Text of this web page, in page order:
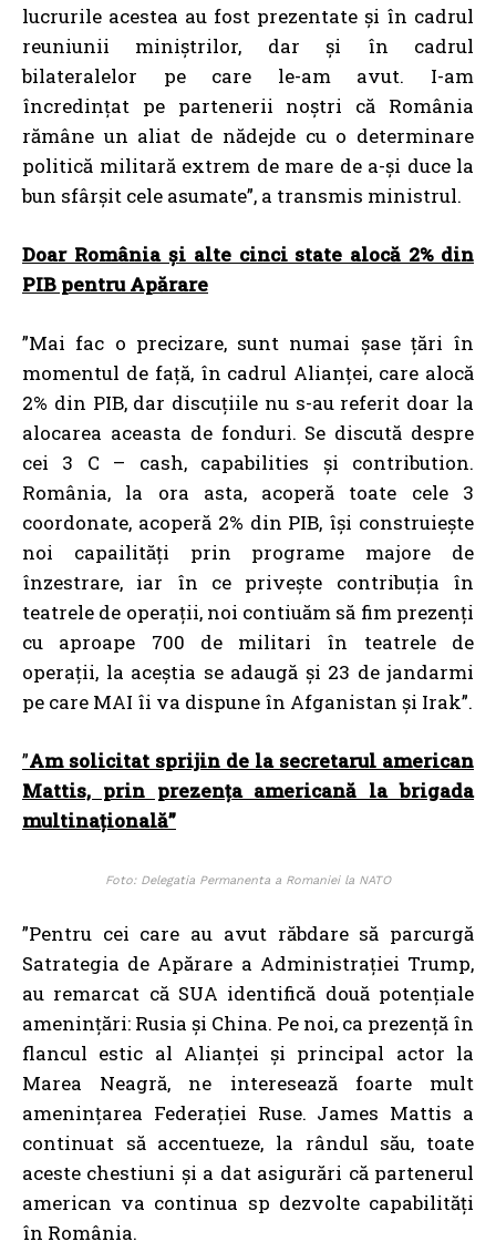
lucrurile acestea au fost prezentate și în cadrul
reuniunii miniștrilor, dar și în cadrul
bilateralelor pe care le-am avut. I-am
încredințat pe partenerii noștri că România
rămâne un aliat de nădejde cu o determinare
politică militară extrem de mare de a-și duce la
bun sfârșit cele asumate”, a transmis ministrul.
Doar România și alte cinci state alocă 2% din
PIB pentru Apărare
”Mai fac o precizare, sunt numai șase țări în
momentul de față, în cadrul Alianței, care alocă
2% din PIB, dar discuțiile nu s-au referit doar la
alocarea aceasta de fonduri. Se discută despre
cei 3 C – cash, capabilities și contribution.
România, la ora asta, acoperă toate cele 3
coordonate, acoperă 2% din PIB, își construiește
noi capailități prin programe majore de
înzestrare, iar în ce privește contribuția în
teatrele de operații, noi contiuăm să fim prezenți
cu aproape 700 de militari în teatrele de
operații, la aceștia se adaugă și 23 de jandarmi
pe care MAI îi va dispune în Afganistan și Irak”.
”Am solicitat sprijin de la secretarul american
Mattis, prin prezența americană la brigada
multinațională”
Foto: Delegatia Permanenta a Romaniei la NATO
”Pentru cei care au avut răbdare să parcurgă
Satrategia de Apărare a Administrației Trump,
au remarcat că SUA identifică două potențiale
amenințări: Rusia și China. Pe noi, ca prezență în
flancul estic al Alianței și principal actor la
Marea Neagră, ne interesează foarte mult
amenințarea Federației Ruse. James Mattis a
continuat să accentueze, la rândul său, toate
aceste chestiuni și a dat asigurări că partenerul
american va continua sp dezvolte capabilități
în România.